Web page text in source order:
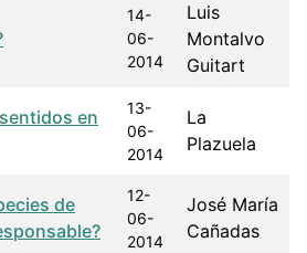
14-
06-
2014
Luis
Montalvo
Guitart
en
13-
06-
2014
La
Plazuela
de
12-
06-
2014
José María
Cañadas